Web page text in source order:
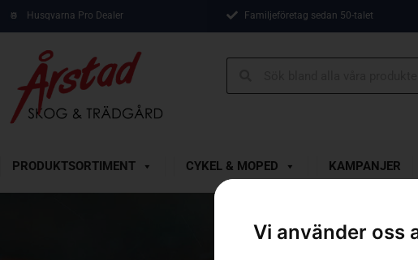
Vi använder oss
Husqvarna Pro Dealer Familjeföretag sedan 50-talet
PRODUKTSORTIMENT CYKEL & MOPED KAMPANJER